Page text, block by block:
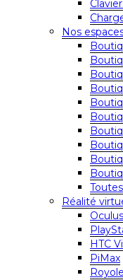
Nos
Réalité
Oculus
HTC
PiMax
Royole